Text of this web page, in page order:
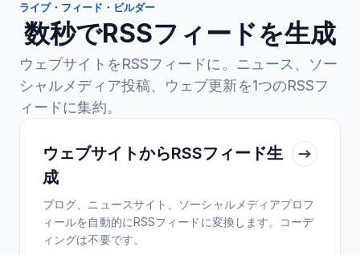
ライブ・フィード・ビルダー
数秒でRSSフィードを生成
ウェブサイトをRSSフィードに。ニュース、ソー
シャルメディア投稿、ウェブ更新を1つのRSSフ
ィードに集約。
ウェブサイトからRSSフィード生
成
ブログ、ニュースサイト、ソーシャルメディアプロフ
ィールを自動的にRSSフィードに変換します。コーデ
ィングは不要です。